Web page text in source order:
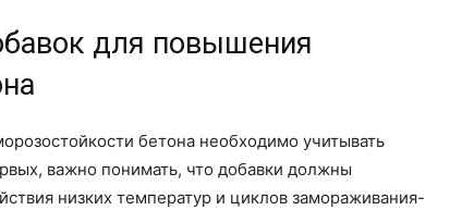
для повышения
бетона необходимо учитывать
важно понимать, что добавки должны
низких температур и циклов замораживания-